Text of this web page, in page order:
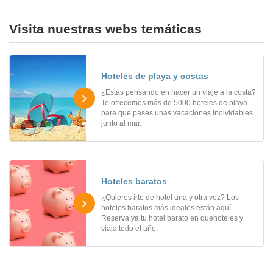
Visita nuestras webs temáticas
Hoteles de playa y costas
¿Estás pensando en hacer un viaje a la costa?
Te ofrecemos más de 5000 hoteles de playa
para que pases unas vacaciones inolvidables
junto al mar.
Hoteles baratos
¿Quieres irte de hotel una y otra vez? Los
hoteles baratos más ideales están aquí.
Reserva ya tu hotel barato en quehoteles y
viaja todo el año.